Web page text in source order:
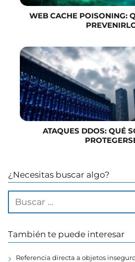
WEB CACHE POISONING:
ATAQUES DDOS: QUÉ
¿Necesitas buscar algo?
También te puede interesar
Referencia directa a objetos